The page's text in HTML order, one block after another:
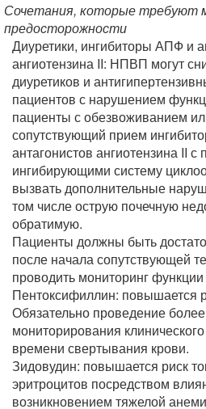
Сочетания, которые требуют
предосторожности
Диуретики, ингибиторы АПФ и
ангиотензина II: НПВП могут
диуретиков и
пациентов с нарушением
пациенты с обезвоживанием
сопутствующий прием
антагонистов ангиотензина II с
ингибирующими систему
вызвать дополнительные
том числе острую почечную
обратимую.
Пациенты должны быть
после начала сопутствующей
проводить мониторинг функции
Пентоксифиллин: повышается
Обязательно проведение более
мониторирования
времени свертывания крови.
Зидовудин: повышается риск
эритроцитов посредством
возникновением тяжелой